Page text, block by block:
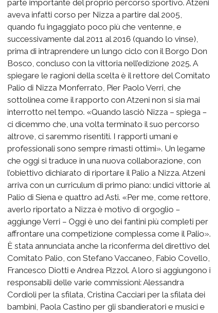
parte importante del proprio percorso sportivo. Atzeni
aveva infatti corso per Nizza a partire dal 2005,
quando fu ingaggiato poco più che ventenne, e
successivamente dal 2011 al 2016 (quando lo vinse),
prima di intraprendere un lungo ciclo con il Borgo Don
Bosco, concluso con la vittoria nell’edizione 2025. A
spiegare le ragioni della scelta è il rettore del Comitato
Palio di Nizza Monferrato, Pier Paolo Verri, che
sottolinea come il rapporto con Atzeni non si sia mai
interrotto nel tempo. «Quando lasciò Nizza – spiega –
ci dicemmo che, una volta terminato il suo percorso
altrove, ci saremmo risentiti. I rapporti umani e
professionali sono sempre rimasti ottimi». Un legame
che oggi si traduce in una nuova collaborazione, con
l’obiettivo dichiarato di riportare il Palio a Nizza. Atzeni
arriva con un curriculum di primo piano: undici vittorie al
Palio di Siena e quattro ad Asti. «Per me, come rettore,
averlo riportato a Nizza è motivo di orgoglio –
aggiunge Verri – Oggi è uno dei fantini più completi per
affrontare una competizione complessa come il Palio».
È stata annunciata anche la riconferma del direttivo del
Comitato Palio, con Stefano Vaccaneo, Fabio Covello,
Francesco Diotti e Andrea Pizzol. A loro si aggiungono i
responsabili delle varie commissioni: Alessandra
Cordioli per la sfilata, Cristina Cacciari per la sfilata dei
bambini, Paola Castino per gli sbandieratori e musici e